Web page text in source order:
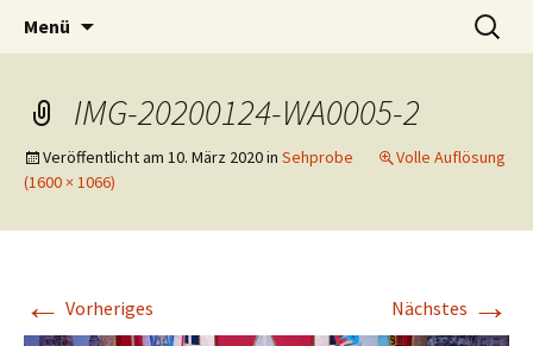
O-Ton Weisenau
Tanzband Mainz Live Musik Band
Unterhaltung Tanzmusik
Menü
Suchen
nach:
IMG-20200124-WA0005-2
Veröffentlicht am 10. März 2020in Sehprobe
Volle Auflösung
(1600 × 1066)
← Vorheriges Nächstes →